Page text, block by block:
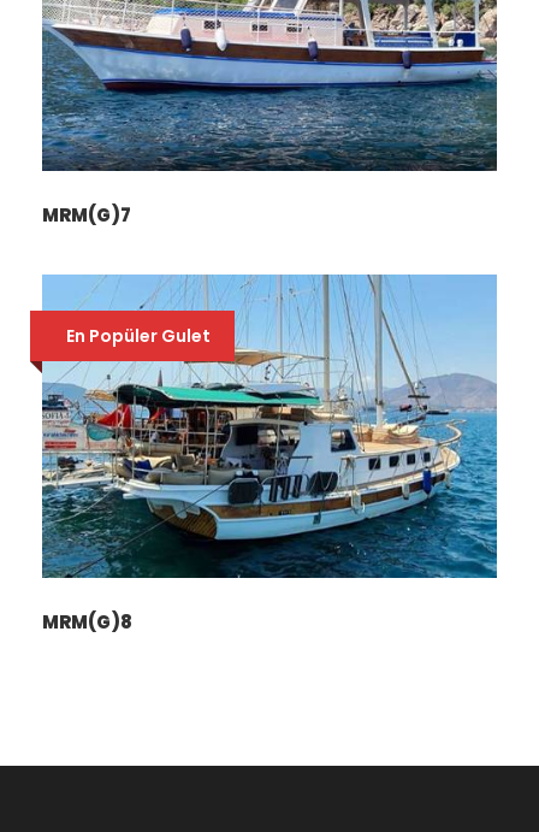
MRM(G)7
En Popüler Gulet
MRM(G)8